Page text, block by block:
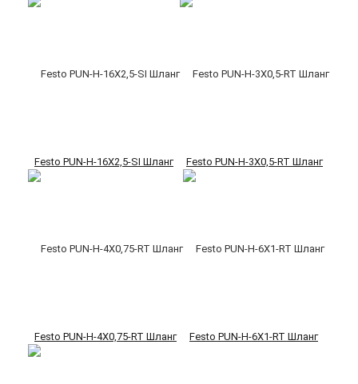
Festo PUN-H-16X2,5-SI Шланг Festo PUN-H-3X0,5-RT Шланг
Festo PUN-H-4X0,75-RT Шланг Festo PUN-H-6X1-RT Шланг